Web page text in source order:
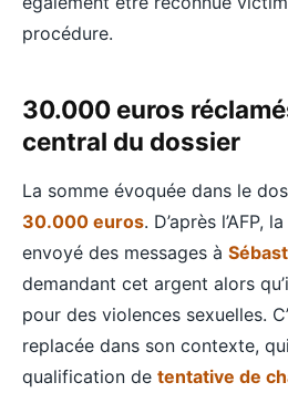
procédure.
30.000 euros
central du dossier
La somme évoquée dans le
30.000 euros. D’après l’AFP,
envoyé des messages à
demandant cet argent alors
pour des violences sexuelles.
replacée dans son contexte,
qualification de tentative de